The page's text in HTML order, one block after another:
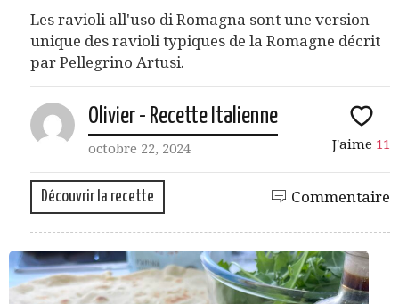
Les ravioli all'uso di Romagna sont une version
unique des ravioli typiques de la Romagne décrit
par Pellegrino Artusi.
Olivier - Recette Italienne
octobre 22, 2024 J'aime 11
Découvrir la recette Commentaire